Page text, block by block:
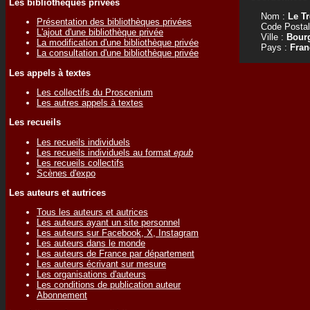
Les bibliothèques privées
Présentation des bibliothèques privées
L'ajout d'une bibliothèque privée
La modification d'une bibliothèque privée
La consultation d'une bibliothèque privée
Les appels à textes
Les collectifs du Proscenium
Les autres appels à textes
Les recueils
Les recueils individuels
Les recueils individuels au format epub
Les recueils collectifs
Scènes d'expo
Les auteurs et autrices
Tous les auteurs et autrices
Les auteurs ayant un site personnel
Les auteurs sur Facebook, X, Instagram
Les auteurs dans le monde
Les auteurs de France par département
Les auteurs écrivant sur mesure
Les organisations d'auteurs
Les conditions de publication auteur
Abonnement
Nom : Le
Code
Ville :
Pays :